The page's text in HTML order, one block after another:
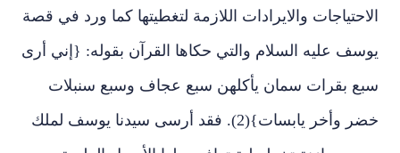
الاحتياجات والايرادات اللازمة لتغطيتها كما ورد في قصة
يوسف عليه السلام والتي حكاها القرآن بقوله: {إني أرى
سبع بقرات سمان يأكلهن سبع عجاف وسبع سنبلات
خضر وأخر يابسات}(2). فقد أرسى سيدنا يوسف لملك